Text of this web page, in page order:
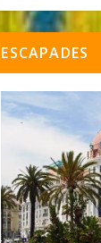
ESCAPADES